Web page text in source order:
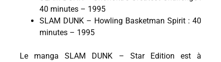
40 minutes – 1995
SLAM DUNK – Howling Basketman Spirit : 40
minutes – 1995
Le manga SLAM DUNK – Star Edition est à